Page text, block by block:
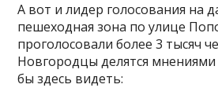
А вот и лидер голосования на
пешеходная зона по улице
проголосовали более 3 тысяч
Новгородцы делятся
бы здесь видеть: